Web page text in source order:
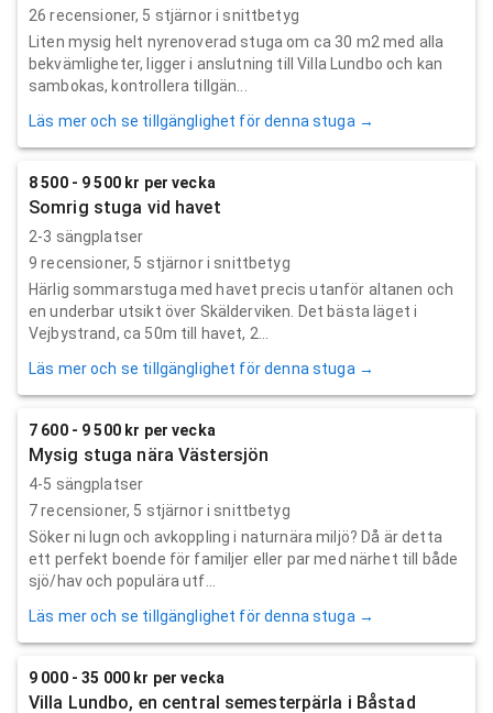
26 recensioner, 5 stjärnor i snittbetyg
Liten mysig helt nyrenoverad stuga om ca 30 m2 med alla
bekvämligheter, ligger i anslutning till Villa Lundbo och kan
sambokas, kontrollera tillgän...
Läs mer och se tillgänglighet för denna stuga →
8 500 - 9 500 kr per vecka
Somrig stuga vid havet
2-3 sängplatser
9 recensioner, 5 stjärnor i snittbetyg
Härlig sommarstuga med havet precis utanför altanen och
en underbar utsikt över Skälderviken. Det bästa läget i
Vejbystrand, ca 50m till havet, 2...
Läs mer och se tillgänglighet för denna stuga →
7 600 - 9 500 kr per vecka
Mysig stuga nära Västersjön
4-5 sängplatser
7recensioner, 5 stjärnor i snittbetyg
Söker ni lugn och avkoppling i naturnära miljö? Då är detta
ett perfekt boende för familjer eller par med närhet till både
sjö/hav och populära utf...
Läs mer och se tillgänglighet för denna stuga →
9 000 - 35 000 kr per vecka
Villa Lundbo, en central semesterpärla i Båstad